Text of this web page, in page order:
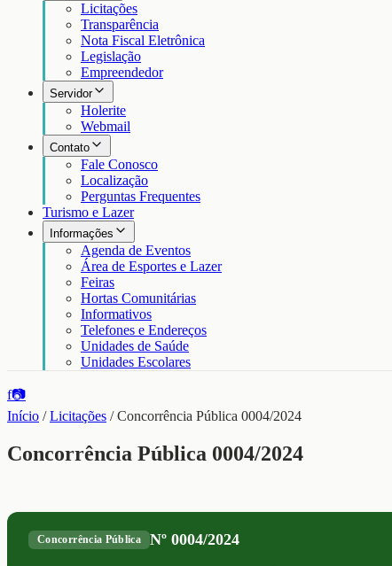
Licitações
Transparência
Nota Fiscal Eletrônica
Legislação
Empreendedor
Servidor
Holerite
Webmail
Contato
Fale Conosco
Localização
Perguntas Frequentes
Turismo e Lazer
Informações
Agenda de Eventos
Área de Esportes e Lazer
Feiras
Hortas Comunitárias
Informativos
Telefones e Endereços
Unidades de Saúde
Unidades Escolares
f📷
Início /Licitações /Concorrência Pública 0004/2024
Concorrência Pública 0004/2024
Concorrência Pública Nº0004/2024